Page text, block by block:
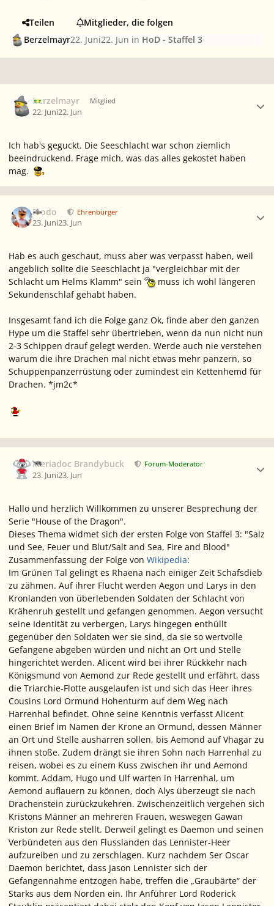
Teilen
Mitglieder, die folgen
Berzelmayr22. Juni22. Jun in HoD - Staffel 3
Berzelmayr Mitglied
22. Juni22. Jun
Ich hab's geguckt. Die Seeschlacht war schon ziemlich
beeindruckend. Frage mich, was das alles gekostet haben
mag.
Frodo Ehrenbürger
23. Juni23. Jun
Hab es auch geschaut, muss aber was verpasst haben, weil
angeblich sollte die Seeschlacht ja "vergleichbar mit der
Schlacht um Helms Klamm" sein
muss ich wohl längeren
Sekundenschlaf gehabt haben.
Insgesamt fand ich die Folge ganz Ok, finde aber den ganzen
Hype um die Staffel sehr übertrieben, wenn da nun nicht nun
2-3 Schippen drauf gelegt werden. Werde auch nie verstehen
warum die ihre Drachen mal nicht etwas mehr panzern, so
Schuppenpanzerrüstung oder zumindest ein Kettenhemd für
Drachen. *jm2c*
Meriadoc Brandybuck Forum-Moderator
23. Juni23. Jun
Hallo und herzlich Willkommen zu unserer Besprechung der
Serie "House of the Dragon".
Dieses Thema widmet sich der ersten Folge von Staffel 3: "Salz
und See, Feuer und Blut/Salt and Sea, Fire and Blood"
Zusammenfassung der Folge von Wikipedia:
Im Grünen Tal gelingt es Rhaena nach einiger Zeit Schafsdieb
zu zähmen. Auf ihrer Flucht werden Aegon und Larys in den
Kronlanden von überlebenden Soldaten der Schlacht von
Krähenruh gestellt und gefangen genommen. Aegon versucht
seine Identität zu verbergen, Larys hingegen enthüllt
gegenüber den Soldaten wer sie sind, da sie so wertvolle
Gefangene abgeben würden und nicht an Ort und Stelle
hingerichtet werden. Alicent wird bei ihrer Rückkehr nach
Königsmund von Aemond zur Rede gestellt und erfährt, dass
die Triarchie-Flotte ausgelaufen ist und sich das Heer ihres
Cousins Lord Ormund Hohenturm auf dem Weg nach
Harrenhal befindet. Ohne seine Kenntnis verfasst Alicent
einen Brief im Namen der Krone an Ormund, dessen Männer
an Ort und Stelle ausharren sollen, bis Aemond auf Vhagar zu
ihnen stoße. Zudem drängt sie ihren Sohn nach Harrenhal zu
reisen, wobei es zu einem Kuss zwischen ihr und Aemond
kommt. Addam, Hugo und Ulf warten in Harrenhal, um
Aemond auflauern zu können, doch Alys überzeugt sie nach
Drachenstein zurückzukehren. Zwischenzeitlich vergehen sich
Kristons Männer an mehreren Frauen, weswegen Gawan
Kriston zur Rede stellt. Derweil gelingt es Daemon und seinen
Verbündeten aus den Flusslanden das Lennister-Heer
aufzureiben und zu zerschlagen. Kurz nachdem Ser Oscar
Daemon berichtet, dass Jason Lennister sich der
Gefangennahme entzogen habe, treffen die „Graubärte“ der
Starks aus dem Norden ein. Ihr Anführer Lord Roderick